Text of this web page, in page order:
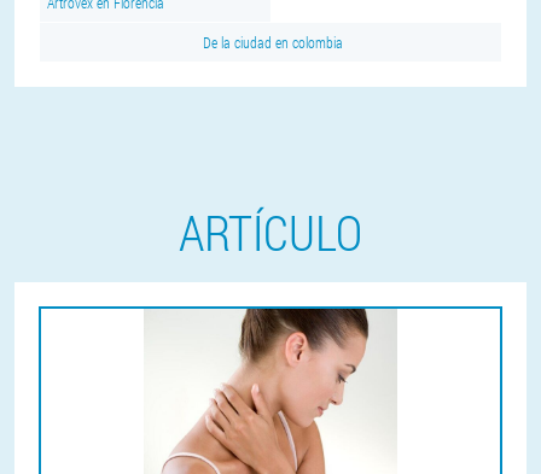
De la ciudad en colombia
ARTÍCULO